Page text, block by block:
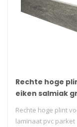
Rechte hoge
eiken salmiak
Rechte hoge plint
laminaat pvc parket